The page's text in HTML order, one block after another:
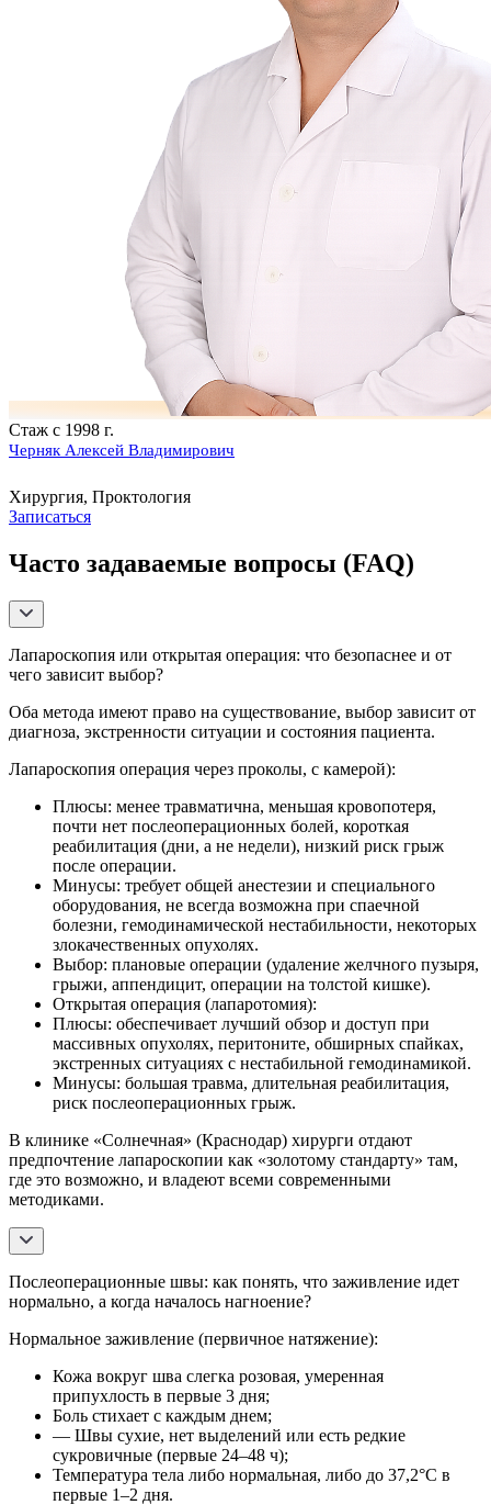
Стаж с 1998 г.
Черняк Алексей Владимирович
Хирургия, Проктология
Записаться
Часто задаваемые вопросы (FAQ)
Лапароскопия или открытая операция: что безопаснее и от
чего зависит выбор?
Оба метода имеют право на существование, выбор зависит от
диагноза, экстренности ситуации и состояния пациента.
Лапароскопия операция через проколы, с камерой):
Плюсы: менее травматична, меньшая кровопотеря,
почти нет послеоперационных болей, короткая
реабилитация (дни, а не недели), низкий риск грыж
после операции.
Минусы: требует общей анестезии и специального
оборудования, не всегда возможна при спаечной
болезни, гемодинамической нестабильности, некоторых
злокачественных опухолях.
Выбор: плановые операции (удаление желчного пузыря,
грыжи, аппендицит, операции на толстой кишке).
Открытая операция (лапаротомия):
Плюсы: обеспечивает лучший обзор и доступ при
массивных опухолях, перитоните, обширных спайках,
экстренных ситуациях с нестабильной гемодинамикой.
Минусы: большая травма, длительная реабилитация,
риск послеоперационных грыж.
В клинике «Солнечная» (Краснодар) хирурги отдают
предпочтение лапароскопии как «золотому стандарту» там,
где это возможно, и владеют всеми современными
методиками.
Послеоперационные швы: как понять, что заживление идет
нормально, а когда началось нагноение?
Нормальное заживление (первичное натяжение):
Кожа вокруг шва слегка розовая, умеренная
припухлость в первые 3 дня;
Боль стихает с каждым днем;
— Швы сухие, нет выделений или есть редкие
сукровичные (первые 24–48 ч);
Температура тела либо нормальная, либо до 37,2°С в
первые 1–2 дня.